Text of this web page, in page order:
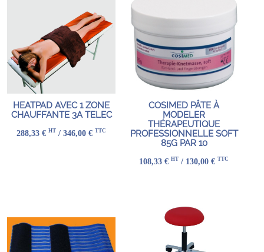
HEATPAD AVEC 1 ZONE
CHAUFFANTE 3A TELEC
288,33 € HT / 346,00 € TTC
COSIMED PÂTE À
MODELER
THÉRAPEUTIQUE
PROFESSIONNELLE SOFT
85G PAR 10
108,33 € HT / 130,00 € TTC